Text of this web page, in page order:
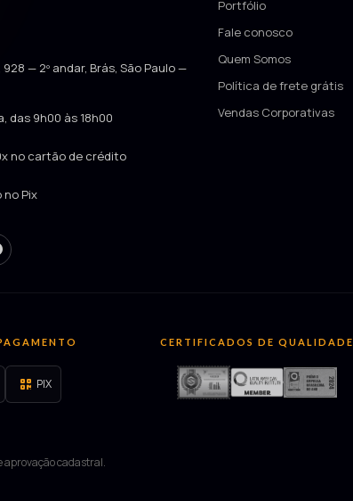
928 — 2º andar, Brás, São Paulo —
das 9h00 às 18h00
no cartão de crédito
Pix
Portfólio
Fale conosco
Quem Somos
Política de frete grátis
Vendas Corporativas
PIX
cadastral.
CERTIFICADOS DE QUALIDADE